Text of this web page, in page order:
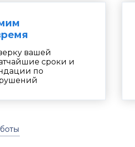
вашей
сроки и
по